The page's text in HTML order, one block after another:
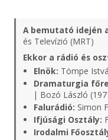
A bemutató idején
és Televízió (MRT)
Ekkor a rádió és
Elnök: Tömpe
Dramaturgia
| Bozó László
Falurádió: Simon
Ifjúsági Osztály:
Irodalmi